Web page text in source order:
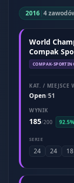
2016|4
World
Compak
2016)
COMPAK-
KAT. / MIEJSCE
Open/51
WYNIK
185/200 92.5%
SERIE
24 24 18